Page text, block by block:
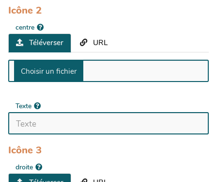
Icône 2
centre
Téléverser URL
Texte
Icône 3
droite